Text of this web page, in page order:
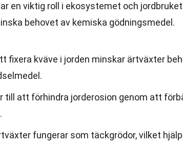
en viktig roll i ekosystemet och
behovet av kemiska gödningsmedel.
fixera kväve i jorden minskar ärtväxter
till att förhindra jorderosion genom att
fungerar som täckgrödor, vilket